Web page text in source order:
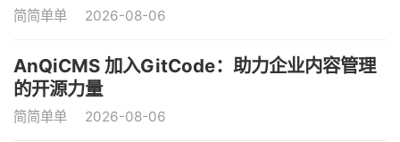
简简单单 2026-08-06
AnQiCMS 加入GitCode：助力企业内容管理
的开源力量
简简单单 2026-08-06